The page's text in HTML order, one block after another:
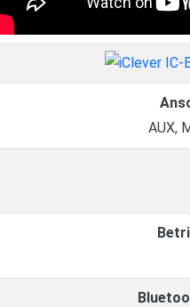
AUX,